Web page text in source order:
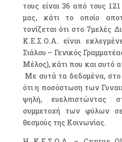
τους είναι 36 από τους
μας, κάτι το οποίο
τονίζεται ότι στο 7μελές
Κ.Ε.Σ.Ο.Α. είναι
Σιάλου – Γενικός
Μέλος), κάτι που και αυτό
Με αυτά τα δεδομένα, στο
ότι η ποσόστωση των
ψηλή, ευελπιστώντας
συμμετοχή των φύλων
θεσμούς της Κοινωνίας.